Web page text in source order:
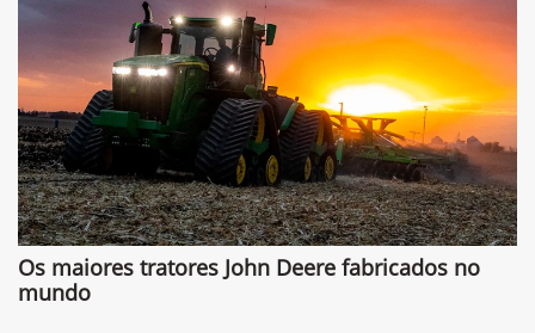
Os maiores tratores John Deere fabricados no
mundo